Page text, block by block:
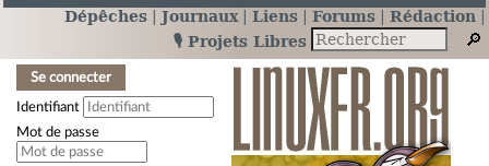
Dépêches Journaux Liens Forums
Rédaction
🎙️ Projets Libres
Se connecter
Identifiant
Mot de passe